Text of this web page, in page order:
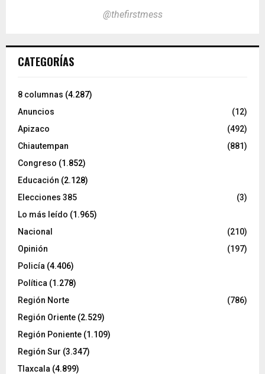
@thefirstmess
CATEGORÍAS
8 columnas (4.287)
Anuncios
(12)
Apizaco
(492)
Chiautempan
(881)
Congreso (1.852)
Educación (2.128)
Elecciones 385
(3)
Lo más leído (1.965)
Nacional
(210)
Opinión
(197)
Policía (4.406)
Política (1.278)
Región Norte
(786)
Región Oriente (2.529)
Región Poniente (1.109)
Región Sur (3.347)
Tlaxcala (4.899)